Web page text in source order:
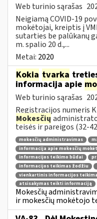
Web turinio sąrašas
Neigiamą COVID-19
mokėtojai, kreiptis į
sutarties be palūkanų
m. spalio 20 d.,...
Metai: 2020
Kokia tvarka
informacija apie
Web turinio sąrašas
Registracijos numeris
Mokesčių
teisės ir pareigos (32-
mokesčių administravimas
informacija apie mokesčių
informacijos teikimo būdai
informacijos teikimas žodžiu
vienkartinis informacijos
atsisakymas teikti informaciją
Mokesčių
ir mokesčių mokėtojo